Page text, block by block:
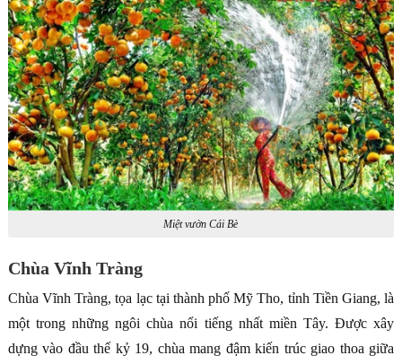
Miệt vườn Cái Bè
Chùa Vĩnh Tràng
Chùa Vĩnh Tràng, tọa lạc tại thành phố Mỹ Tho, tỉnh Tiền Giang, là
một trong những ngôi chùa nổi tiếng nhất miền Tây. Được xây
dựng vào đầu thế kỷ 19, chùa mang đậm kiến trúc giao thoa giữa